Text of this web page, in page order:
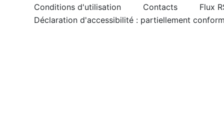
Conditions d'utilisation Contacts
Flux
Déclaration d'accessibilité : partiellement